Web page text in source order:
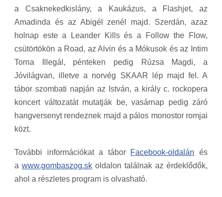
a Csaknekedkislány, a Kaukázus, a Flashjet, az
Amadinda és az Abigél zenél majd. Szerdán, azaz
holnap este a Leander Kills és a Follow the Flow,
csütörtökön a Road, az Alvin és a Mókusok és az Intim
Torna Illegál, pénteken pedig Rúzsa Magdi, a
Jóvilágvan, illetve a norvég SKAAR lép majd fel. A
tábor szombati napján az István, a király c. rockopera
koncert változatát mutatják be, vasárnap pedig záró
hangversenyt rendeznek majd a pálos monostor romjai
közt.
További információkat a tábor Facebook-oldalán és
a www.gombaszog.sk oldalon találnak az érdeklődők,
ahol a részletes program is olvasható.